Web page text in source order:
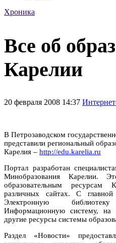
Хроника
Все об
Карелии
20 февраля 2008 14:37
В Петрозаводском
представили региональный
Карелия – http://edu.karelia.ru
Портал разработан
Минобразования Карелии.
образовательным ресурсам
различных сайтах. С
Электронную
Информационную систему, на
другие ресурсы системы
Раздел «Новости»